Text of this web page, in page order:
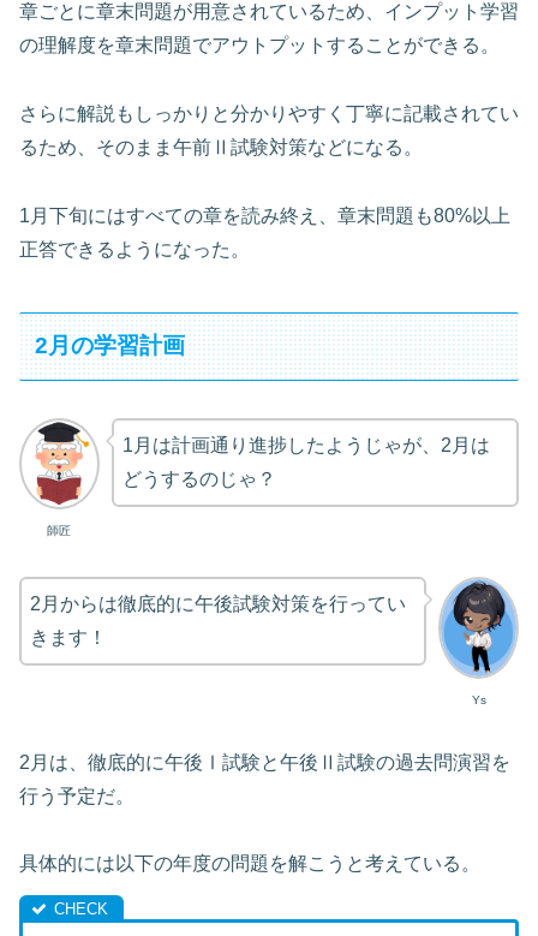
章ごとに章末問題が用意されているため、インプット学習
の理解度を章末問題でアウトプットすることができる。
さらに解説もしっかりと分かりやすく丁寧に記載されてい
るため、そのまま午前Ⅱ試験対策などになる。
1月下旬にはすべての章を読み終え、章末問題も80%以上
正答できるようになった。
2月の学習計画
師匠
1月は計画通り進捗したようじゃが、2月は
どうするのじゃ？
Ys
2月からは徹底的に午後試験対策を行ってい
きます！
2月は、徹底的に午後Ⅰ試験と午後Ⅱ試験の過去問演習を
行う予定だ。
具体的には以下の年度の問題を解こうと考えている。